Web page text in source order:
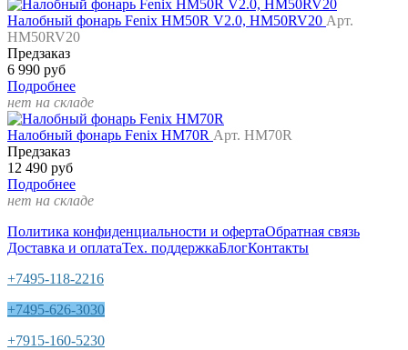
Налобный фонарь Fenix HM50R V2.0, HM50RV20 Арт.
HM50RV20
Предзаказ
6 990 руб
Подробнее
нет на складе
Налобный фонарь Fenix HM70R Арт. HM70R
Предзаказ
12 490 руб
Подробнее
нет на складе
Политика конфиденциальности и офертаОбратная связь
Доставка и оплатаТех. поддержкаБлогКонтакты
+7495-118-2216
+7495-626-3030
+7915-160-5230